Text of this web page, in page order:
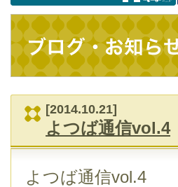
[2014.10.21]
よつば通信vol.4
よつば通信vol.4